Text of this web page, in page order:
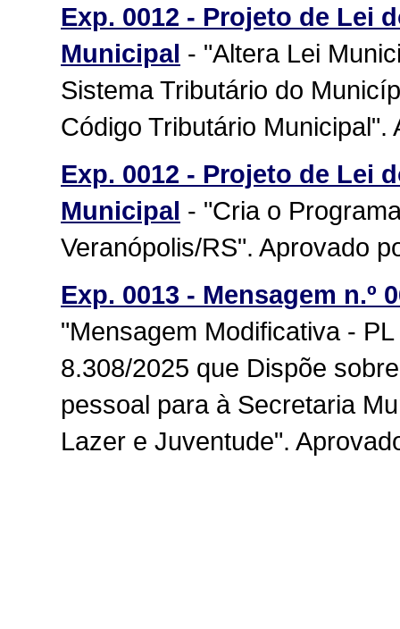
Exp. 0012 - Projeto de Lei
Municipal - "Altera Lei
Sistema Tributário do
Código Tributário
Exp. 0012 - Projeto de Lei
Municipal - "Cria o
Veranópolis/RS". Aprovado
Exp. 0013 - Mensagem n.º
"Mensagem Modificativa -
8.308/2025 que Dispõe
pessoal para à Secretaria
Lazer e Juventude".